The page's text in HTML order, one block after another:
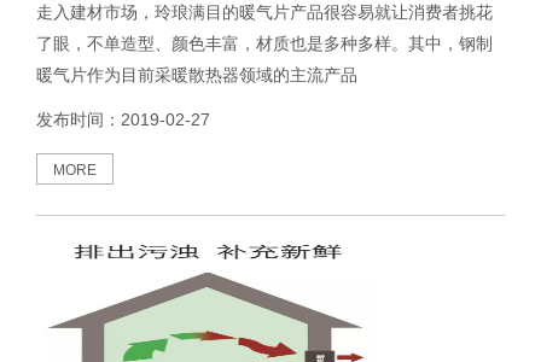
走入建材市场，玲琅满目的暖气片产品很容易就让消费者挑花
了眼，不单造型、颜色丰富，材质也是多种多样。其中，钢制
暖气片作为目前采暖散热器领域的主流产品
发布时间：2019-02-27
MORE